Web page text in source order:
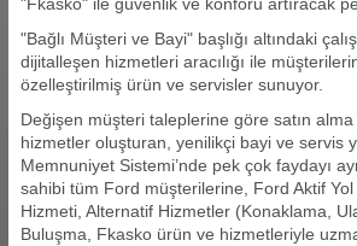
"Bağlı Müşteri ve Bayi" başlığı altındaki
dijitalleşen hizmetleri aracılığı ile
özelleştirilmiş ürün ve servisler sunuyor.
Değişen müşteri taleplerine göre satın
hizmetler oluşturan, yenilikçi bayi ve servis
Memnuniyet Sistemi’nde pek çok faydayı
sahibi tüm Ford müşterilerine, Ford Aktif
Hizmeti, Alternatif Hizmetler (Konaklama,
Buluşma, Fkasko ürün ve hizmetleriyle